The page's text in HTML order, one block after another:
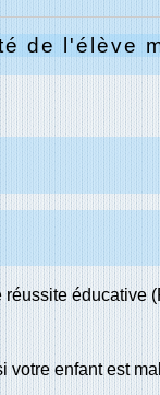
de l'élève
éducative
votre enfant est